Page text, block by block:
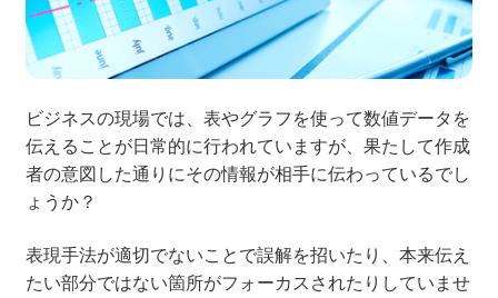
ネット市場調査データ フィード広告
SEO ホワイトペーパー
ビジネスの現場では、表やグラフを使って数値データを
伝えることが日常的に行われていますが、果たして作成
者の意図した通りにその情報が相手に伝わっているでし
ょうか？
表現手法が適切でないことで誤解を招いたり、本来伝え
たい部分ではない箇所がフォーカスされたりしていませ